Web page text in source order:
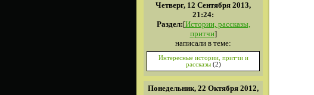
Четверг, 12 Сентября 2013,
21:24:
Раздел:[Истории, рассказы,
притчи]
написали в теме:
Интересные истории, притчи и
рассказы (2)
Понедельник, 22 Октября 2012,